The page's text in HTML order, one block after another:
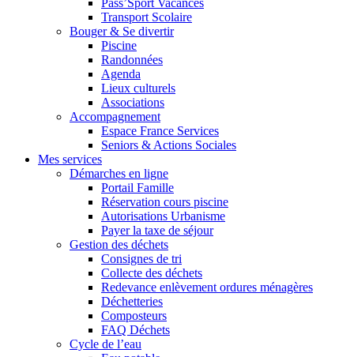
Pass’Sport Vacances
Transport Scolaire
Bouger & Se divertir
Piscine
Randonnées
Agenda
Lieux culturels
Associations
Accompagnement
Espace France Services
Seniors & Actions Sociales
Mes services
Démarches en ligne
Portail Famille
Réservation cours piscine
Autorisations Urbanisme
Payer la taxe de séjour
Gestion des déchets
Consignes de tri
Collecte des déchets
Redevance enlèvement ordures ménagères
Déchetteries
Composteurs
FAQ Déchets
Cycle de l’eau